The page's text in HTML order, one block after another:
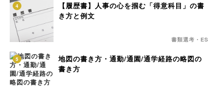
4
【履歴書】人事の心を掴む「得意科目」の書
き方と例文
書類選考・ES
5
地図の書き方・通勤/通園/通学経路の略図の
書き方